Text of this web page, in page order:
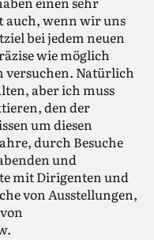
auch, wenn wir uns
bei jedem neuen
wie möglich
versuchen. Natürlich
aber ich muss
den der
um diesen
durch Besuche
und
mit Dirigenten und
von Ausstellungen,